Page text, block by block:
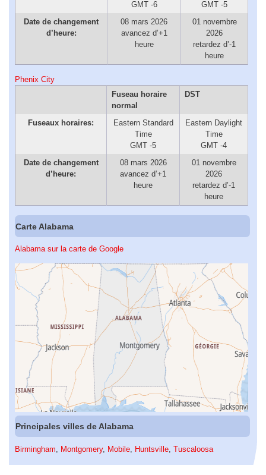
GMT -6
GMT -5
Date de changement
d’heure:
08 mars 2026
avancez d’+1
heure
01 novembre
2026
retardez d’-1
heure
Phenix City
Fuseau horaire
normal
DST
Fuseaux horaires:
Eastern Standard
Time
GMT -5
Eastern Daylight
Time
GMT -4
Date de changement
d’heure:
08 mars 2026
avancez d’+1
heure
01 novembre
2026
retardez d’-1
heure
Carte Alabama
Alabama sur la carte de Google
Principales villes de Alabama
Birmingham Montgomery, Mobile Huntsville Tuscaloosa